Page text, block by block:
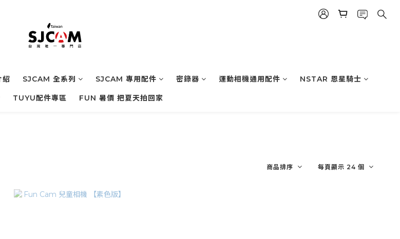
紹 SJCAM 全系列 SJCAM 專用配件 密錄器 運動相機通用配件 NSTAR 恩星騎士
TUYU配件專區 FUN 暑價 把夏天拍回家
商品排序 每頁顯示 24 個